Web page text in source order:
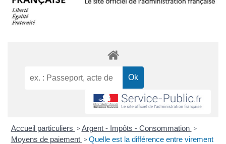
Accueil particuliers > Argent - Impôts - Consommation >
Moyens de paiement > Quelle est la différence entre virement